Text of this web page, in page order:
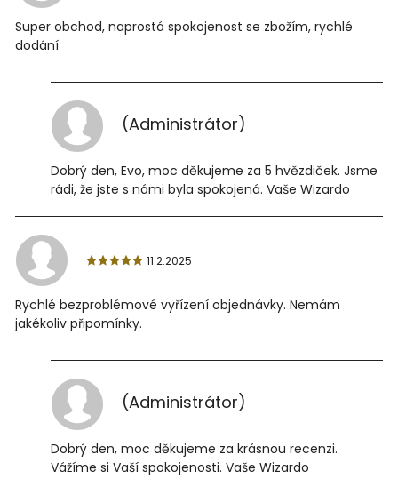
Super obchod, naprostá spokojenost se zbožím, rychlé
dodání
(Administrátor)
Dobrý den, Evo, moc děkujeme za 5 hvězdiček. Jsme
rádi, že jste s námi byla spokojená. Vaše Wizardo
11.2.2025
Rychlé bezproblémové vyřízení objednávky. Nemám
jakékoliv připomínky.
(Administrátor)
Dobrý den, moc děkujeme za krásnou recenzi.
Vážíme si Vaší spokojenosti. Vaše Wizardo